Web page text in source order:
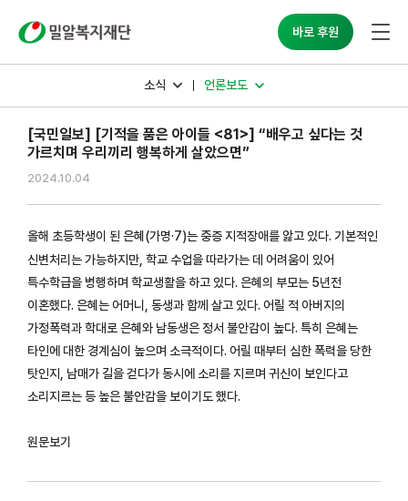
바로 후원
소식 언론보도
[국민일보] [기적을 품은 아이들 <81>] “배우고 싶다는 것
가르치며 우리끼리 행복하게 살았으면”
2024.10.04
올해 초등학생이 된 은혜(가명·7)는 중증 지적장애를 앓고 있다. 기본적인
신변처리는 가능하지만, 학교 수업을 따라가는 데 어려움이 있어
특수학급을 병행하며 학교생활을 하고 있다. 은혜의 부모는 5년전
이혼했다. 은혜는 어머니, 동생과 함께 살고 있다. 어릴 적 아버지의
가정폭력과 학대로 은혜와 남동생은 정서 불안감이 높다. 특히 은혜는
타인에 대한 경계심이 높으며 소극적이다. 어릴 때부터 심한 폭력을 당한
탓인지, 남매가 길을 걷다가 동시에 소리를 지르며 귀신이 보인다고
소리지르는 등 높은 불안감을 보이기도 했다.
원문보기